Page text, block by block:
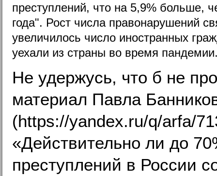
преступлений, что на 5,9% больше,
года". Рост числа правонарушений
увеличилось число иностранных
уехали из страны во время
Не удержусь, что б не
материал Павла
(https://yandex.ru/q/arfa/
«Действительно ли до
преступлений в России